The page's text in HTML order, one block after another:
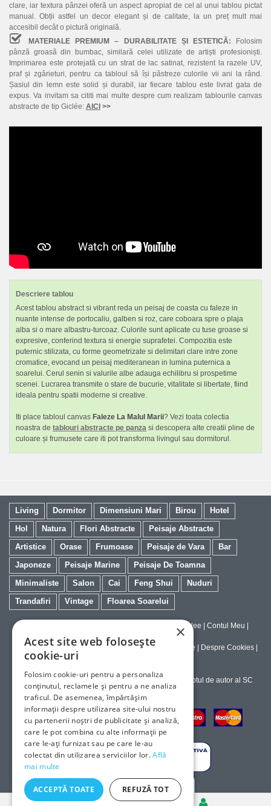
clare, iar textura pânzei oferă un aspect apropiat de cel al unui tablou pictat
manual. Obții astfel un decor elegant și de calitate, la un preț mult mai
accesibil decât o pictură originală.
MATERIALE PREMIUM – DURABILITATE ȘI ESTETICĂ: Folosim
pânză groasă din bumbac, similară celei utilizate de artiști profesioniști.
Imprimarea este protejată cu un strat de lac satinat, rezistent la razele UV,
praf și zgârieturi, pentru ca tabloul să își păstreze culorile vii ani la rând.
Șasiul din lemn este solid și durabil, iar fiecare tablou este livrat gata de
expus. Va invitam sa cititi mai multe despre cum realizam tablourile canvas
abstracte de tip Giclée: AICI >>
Descriere tablou
Acest tablou abstract si vibrant reda un peisaj de coasta cu faleze in
nuante intense de portocaliu, galben si roz, care coboara spre o plaja
alba si o mare albastru-turcoaz. Culorile sunt aplicate cu tuse groase si
expresive, conferind textura si energie suprafetei. Compozitia este
puternic stilizata, cu forme geometrizate si delimitari clare intre zone
cromatice, evocand un peisaj mediteranean in lumina puternica a
soarelui. Cerul senin si valurile albe adauga echilibru si prospetime
scenei. Lucrarea transmite o stare de bucurie, vitalitate si libertate, fiind
ideala pentru spatii moderne si creative.
Iti place tabloul canvas Faleze La Malul Marii? Vezi toata colectia
noastra de tablouri abstracte pe panza si descopera alte creatii pline de
culoare și frumusete care iti pot transforma livingul sau dormitorul.
Living Dormitor Dimensiuni Mari Birou
Hotel
Hol
Natura Flori Abstracte
Peisaje Abstracte
Artistice
Orase Frumoase Peisaje de Vara
Bar
Japoneze
Peisaje Marine
Peisaje De Toamna
Minimaliste
Salon Cai Feng Shui
Nuduri
Trandafiri
Vintage Floarea Soarelui
Calitatea Tablourilor Giclee | Contul Meu |
Tablouri la Comanda
Politica de Livrare si Retur| Politica de Confidentialitate | Despre Cookies |
Copyright © 2023-2026 - Textele şi imaginile sub dreptul de autor al SC
ArtInvest SRL
×
Acest site web folosește
cookie-uri
Folosim cookie-uri pentru a personaliza
conținutul, reclamele și pentru a ne analiza
traficul. De asemenea, împărtășim
informații despre utilizarea site-ului nostru
cu partenerii noștri de publicitate și analiză,
care le pot combina cu alte informații pe
care le-ați furnizat sau pe care le-au
colectat din utilizarea serviciilor lor.Află
mai multe
ACCEPTĂ TOATE REFUZĂ TOT